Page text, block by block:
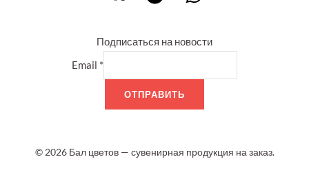
Подписаться на новости
Email *
ОТПРАВИТЬ
© 2026 Бал цветов — сувенирная продукция на заказ.